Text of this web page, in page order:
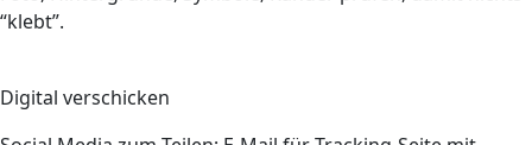
“klebt”.
Digital verschicken